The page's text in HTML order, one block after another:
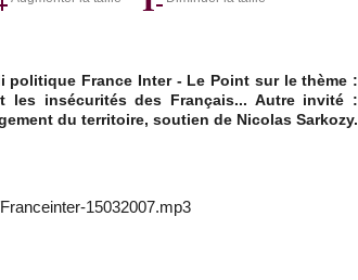
politique France Inter - Le Point sur le thème :
les insécurités des Français... Autre invité :
du territoire, soutien de Nicolas Sarkozy.
15032007.mp3